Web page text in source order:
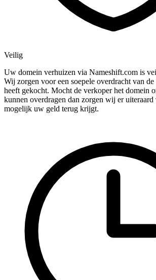
Veilig
Uw domein verhuizen via Nameshift.com is
Wij zorgen voor een soepele overdracht van
heeft gekocht. Mocht de verkoper het domein
kunnen overdragen dan zorgen wij er
mogelijk uw geld terug krijgt.